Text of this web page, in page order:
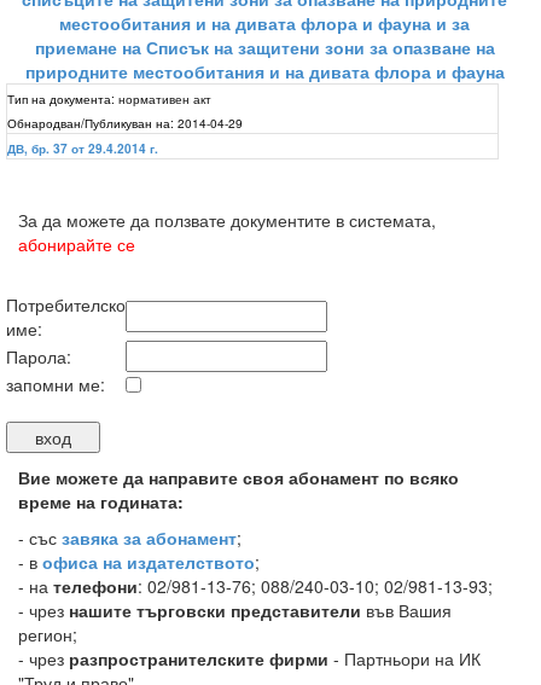
местообитания и на дивата флора и фауна и за
приемане на Списък на защитени зони за опазване на
природните местообитания и на дивата флора и фауна
Тип на документа: нормативен акт
Обнародван/Публикуван на: 2014-04-29
ДВ, бр. 37 от 29.4.2014 г.
За да можете да ползвате документите в системата,
абонирайте се
Потребителско
име:
Парола:
запомни ме:
Вие можете да направите своя абонамент по всяко
време на годината:
- със завяка за абонамент;
- в офиса на издателството;
- на телефони: 02/981-13-76; 088/240-03-10; 02/981-13-93;
- чрез нашите търговски представители във Вашия
регион;
- чрез разпространителските фирми - Партньори на ИК